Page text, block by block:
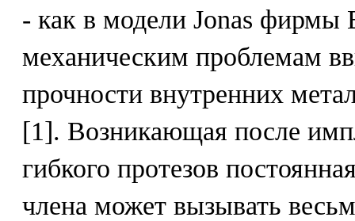
- как в модели Jonas
механическим проблемам
прочности внутренних
[1]. Возникающая после
гибкого протезов
члена может вызывать